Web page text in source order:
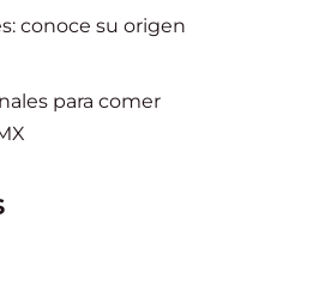
conoce su origen
para comer